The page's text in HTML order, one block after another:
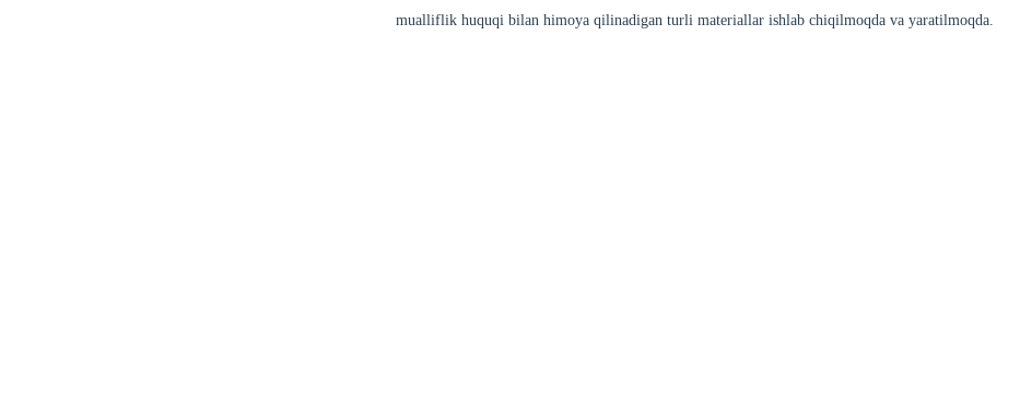
mualliflik huquqi bilan himoya qilinadigan turli materiallar ishlab chiqilmoqda va yaratilmoqda.